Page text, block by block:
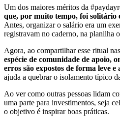
Um dos maiores méritos da
que, por muito tempo, foi solitário
Antes, organizar o salário era um
registravam no caderno, na planilha
Agora, ao compartilhar esse ritual
espécie de comunidade de apoio,
erros são expostos de forma leve e
ajuda a quebrar o isolamento típico
Ao ver como outras pessoas lidam
uma parte para investimentos, seja
o objetivo é inspirar boas práticas.